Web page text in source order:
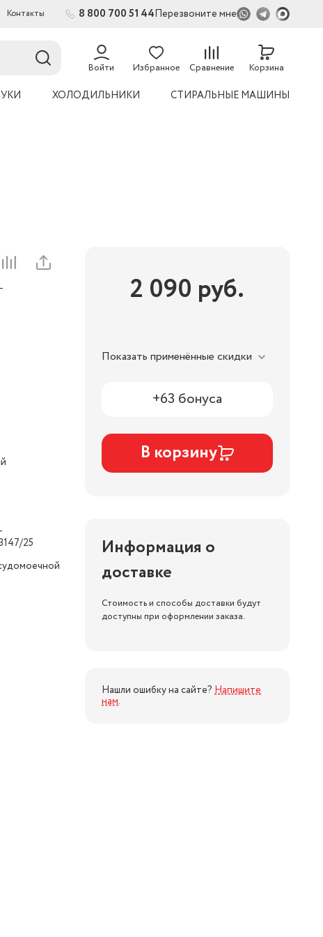
Контакты 8 800 700 51 44Перезвоните мне
Войти Избранное Сравнение
54
Корзина
ХОЛОДИЛЬНИКИ СТИРАЛЬНЫЕ МАШИНЫ
25
2 090 руб.
Показать применённые скидки
+63 бонуса
В корзину
Информация о
доставке
Стоимость и способы доставки будут
доступны при оформлении заказа.
Нашли ошибку на сайте? Напишите
нам.